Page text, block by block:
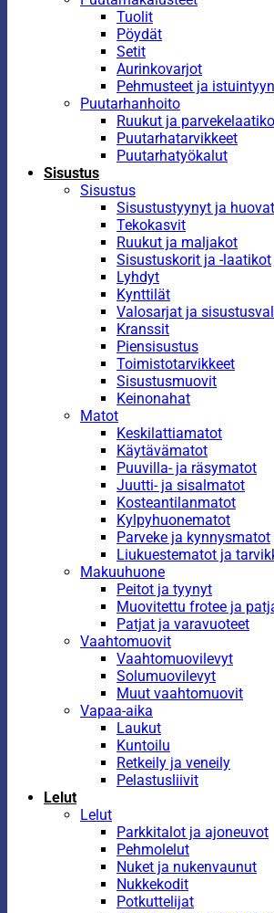
Tuolit
Pöydät
Setit
Aurinkovarjot
Pehmusteet ja
Puutarhanhoito
Ruukut ja
Puutarhatarvikkeet
Puutarhatyökalut
Sisustus
Sisustus
Sisustustyynyt ja huovat
Tekokasvit
Ruukut ja maljakot
Sisustuskorit ja -laatikot
Lyhdyt
Kynttilät
Valosarjat ja
Kranssit
Piensisustus
Toimistotarvikkeet
Sisustusmuovit
Keinonahat
Matot
Keskilattiamatot
Käytävämatot
Puuvilla- ja räsymatot
Juutti- ja sisalmatot
Kosteantilanmatot
Kylpyhuonematot
Parveke ja kynnysmatot
Liukuestematot ja
Makuuhuone
Peitot ja tyynyt
Muovitettu frotee ja
Patjat ja varavuoteet
Vaahtomuovit
Vaahtomuovilevyt
Solumuovilevyt
Muut vaahtomuovit
Vapaa-aika
Laukut
Kuntoilu
Retkeily ja veneily
Pelastusliivit
Lelut
Lelut
Parkkitalot ja ajoneuvot
Pehmolelut
Nuket ja nukenvaunut
Nukkekodit
Potkuttelijat